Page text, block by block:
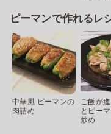
ピーマンで作れるレ
中華風 ピーマンの
肉詰め
ご飯が
とピー
炒め